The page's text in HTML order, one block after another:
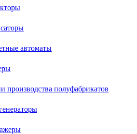
автоматы
производства полуфабрикатов